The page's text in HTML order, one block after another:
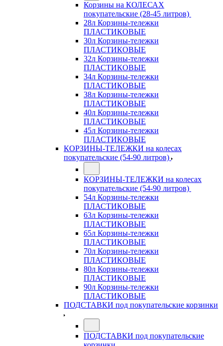
Корзины на КОЛЕСАХ
покупательские (28-45 литров)
28л Корзины-тележки
ПЛАСТИКОВЫЕ
30л Корзины-тележки
ПЛАСТИКОВЫЕ
32л Корзины-тележки
ПЛАСТИКОВЫЕ
34л Корзины-тележки
ПЛАСТИКОВЫЕ
38л Корзины-тележки
ПЛАСТИКОВЫЕ
40л Корзины-тележки
ПЛАСТИКОВЫЕ
45л Корзины-тележки
ПЛАСТИКОВЫЕ
КОРЗИНЫ-ТЕЛЕЖКИ на колесах
покупательские (54-90 литров)
КОРЗИНЫ-ТЕЛЕЖКИ на колесах
покупательские (54-90 литров)
54л Корзины-тележки
ПЛАСТИКОВЫЕ
63л Корзины-тележки
ПЛАСТИКОВЫЕ
65л Корзины-тележки
ПЛАСТИКОВЫЕ
70л Корзины-тележки
ПЛАСТИКОВЫЕ
80л Корзины-тележки
ПЛАСТИКОВЫЕ
90л Корзины-тележки
ПЛАСТИКОВЫЕ
ПОДСТАВКИ под покупательские корзинки
ПОДСТАВКИ под покупательские